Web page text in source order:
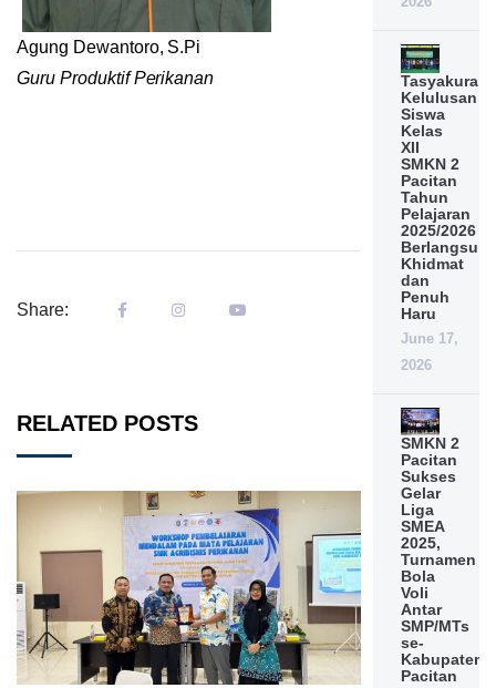
Agung Dewantoro, S.Pi
Guru Produktif Perikanan
Share:
RELATED POSTS
Tasyakuran
Kelulusan
Siswa
Kelas
XII
SMKN 2
Pacitan
Tahun
Pelajaran
2025/2026
Khidmat
dan
Penuh
Haru
June 17,
2026
SMKN 2
Pacitan
Sukses
Gelar
Liga
SMEA
2025,
Turnamen
Bola
Voli
Antar
SMP/MTs
se-
Kabupaten
Pacitan